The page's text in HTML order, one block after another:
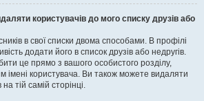
користувачів до мого списку друзів або
в свої списки двома способами. В профілі
додати його в список друзів або недругів.
це прямо з вашого особистого розділу,
імені користувача. Ви також можете видаляти
тій самій сторінці.